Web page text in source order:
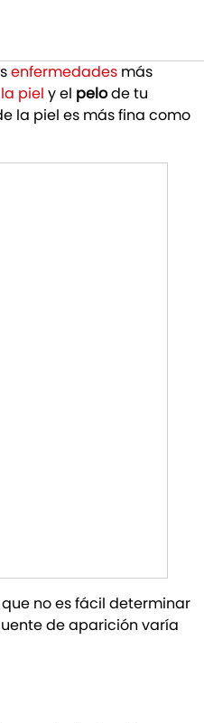
enfermedades más
piel y el pelode tu
la piel es más fina como
que no es fácil determinar
de aparición varía